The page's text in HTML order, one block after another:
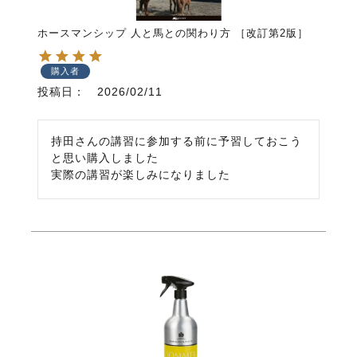
ホースマンシップ 人と馬との関わり方 ［改訂第2版］
購入者
投稿日 2026/02/11
持田さんの講習に参加する前に予習しておこう
と思い購入しました
実際の講習が楽しみになりました